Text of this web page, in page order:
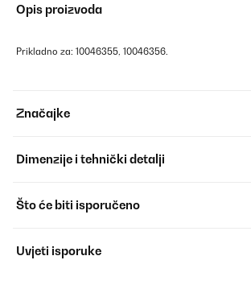
Opis proizvoda
Prikladno za: 10046355, 10046356.
Značajke
Dimenzije i tehnički detalji
Što će biti isporučeno
Uvjeti isporuke